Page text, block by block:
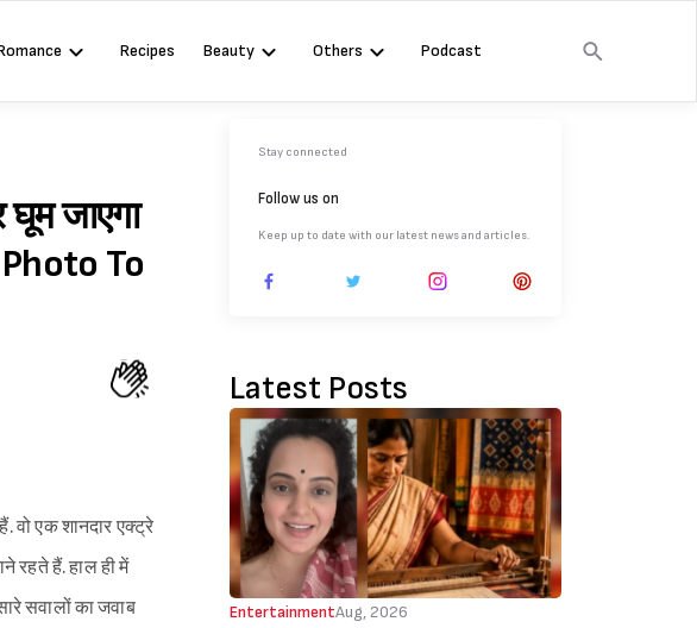
Recipes Beauty Others Podcast
जाएगा
To
वो एक शानदार एक्ट्रे
रहते हैं. हाल ही में
सवालों का जवाब
Stay connected
Follow us on
Keep up to date with our latest news and articles.
Latest Posts
EntertainmentAug, 2026